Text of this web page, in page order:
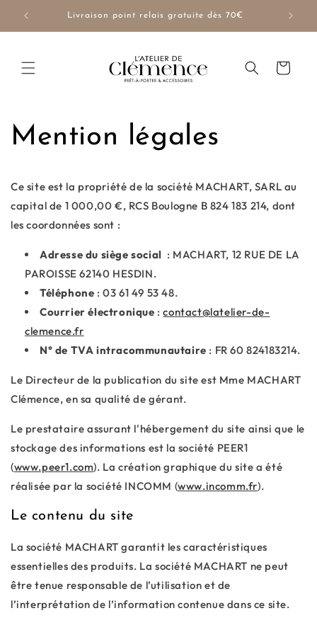
passer
Livraison point relais gratuite dès 70€
Panier
Mention légales
Ce site est la propriété de la société MACHART, SARL au
capital de 1 000,00 €, RCS Boulogne B 824 183 214, dont
les coordonnées sont :
Adresse du siège social : MACHART, 12 RUE DE LA
PAROISSE 62140 HESDIN.
Téléphone : 03 61 49 53 48.
Courrier électronique : contact@latelier-de-
clemence.fr
N° de TVA intracommunautaire : FR 60 824183214.
Le Directeur de la publication du site est Mme MACHART
Clémence, en sa qualité de gérant.
Le prestataire assurant l'hébergement du site ainsi que le
stockage des informations est la société PEER1
(www.peer1.com). La création graphique du site a été
réalisée par la société INCOMM (www.incomm.fr).
Le contenu du site
La société MACHART garantit les caractéristiques
essentielles des produits. La société MACHART ne peut
être tenue responsable de l’utilisation et de
l’interprétation de l’information contenue dans ce site.